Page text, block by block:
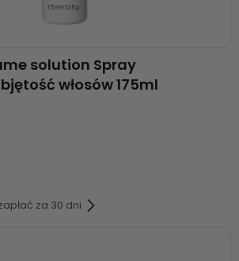
solution Spray
włosów 175ml
za 30 dni